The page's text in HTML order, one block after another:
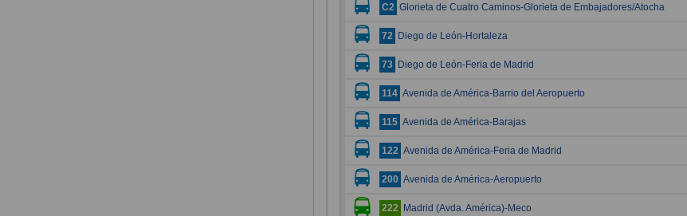
C2 Glorieta de Cuatro Caminos-Glorieta de Embajadores/Atocha
72 Diego de León-Hortaleza
73 Diego de León-Feria de Madrid
114 Avenida de América-Barrio del Aeropuerto
115 Avenida de América-Barajas
122 Avenida de América-Feria de Madrid
200 Avenida de América-Aeropuerto
222 Madrid (Avda. América)-Meco